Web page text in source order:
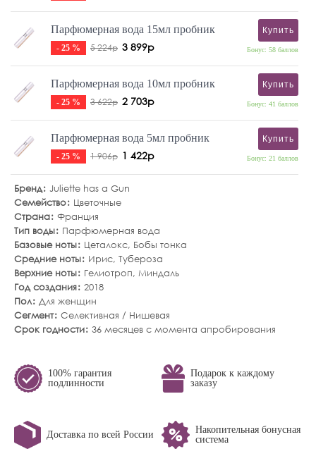
Парфюмерная вода 15мл пробник
- 25 % 5 224р 3 899р
Купить
Бонус: 58 баллов
Парфюмерная вода 10мл пробник
- 25 % 3 622р 2 703р
Купить
Бонус: 41 баллов
Парфюмерная вода 5мл пробник
- 25 % 1 906р 1 422р
Купить
Бонус: 21 баллов
Бренд Juliette has a Gun
Семейство
Цветочные
Страна Франция
Тип воды
Парфюмерная вода
Базовые ноты
Цеталокс, Бобы тонка
Средние ноты
Ирис, Тубероза
Верхние ноты
Гелиотроп, Миндаль
Год создания 2018
Пол Для женщин
Сегмент Селективная / Нишевая
Срок годности 36 месяцев с момента апробирования
100% гарантия
подлинности
Подарок к каждому
заказу
Доставка по всей России
Накопительная бонусная
система